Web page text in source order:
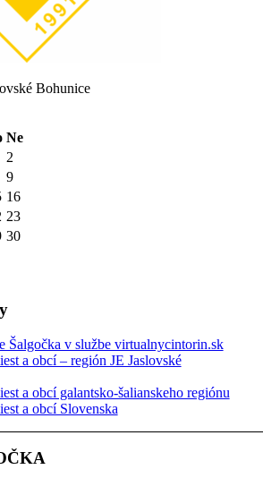
Bohunice
Ne
2
9
16
23
30
Šalgočka v službe virtualnycintorin.sk
a obcí – región JE Jaslovské
a obcí galantsko-šalianskeho regiónu
a obcí Slovenska